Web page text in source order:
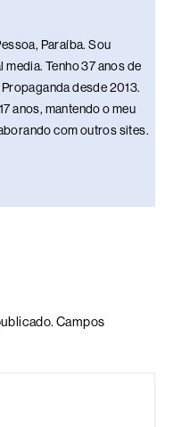
Paraíba. Sou
Tenho 37 anos de
desde 2013.
anos, mantendo o meu
com outros sites.
Campos